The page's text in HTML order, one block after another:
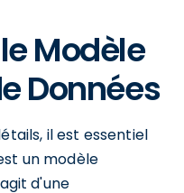
Modèle
Données
il est essentiel
un modèle
d'une